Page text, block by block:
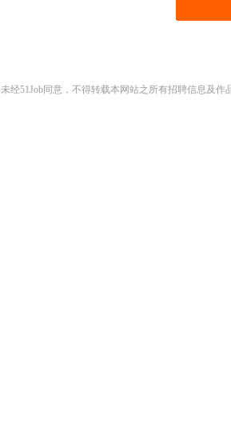
未经51Job同意，不得转载本网站之所有招聘信息及